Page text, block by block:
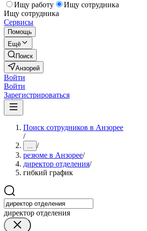
Ищу работу
Ищу сотрудника
Ищу сотрудника
Сервисы
Помощь
Ещё
Поиск
Анзорей
Войти
Войти
Зарегистрироваться
Поиск сотрудников в Анзорее
/
... /
резюме в Анзорее/
директор отделения/
гибкий график
директор отделения